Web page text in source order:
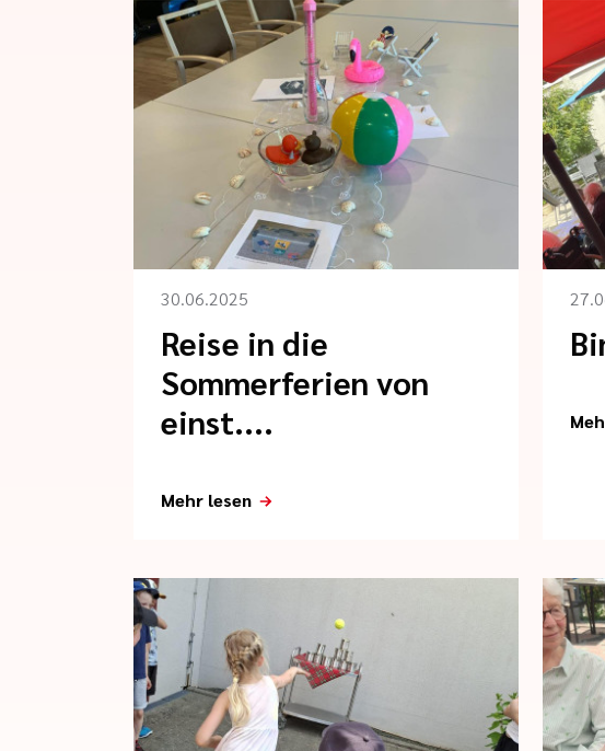
30.06.2025
Reise in die
Sommerferien von
einst....
Mehr lesen